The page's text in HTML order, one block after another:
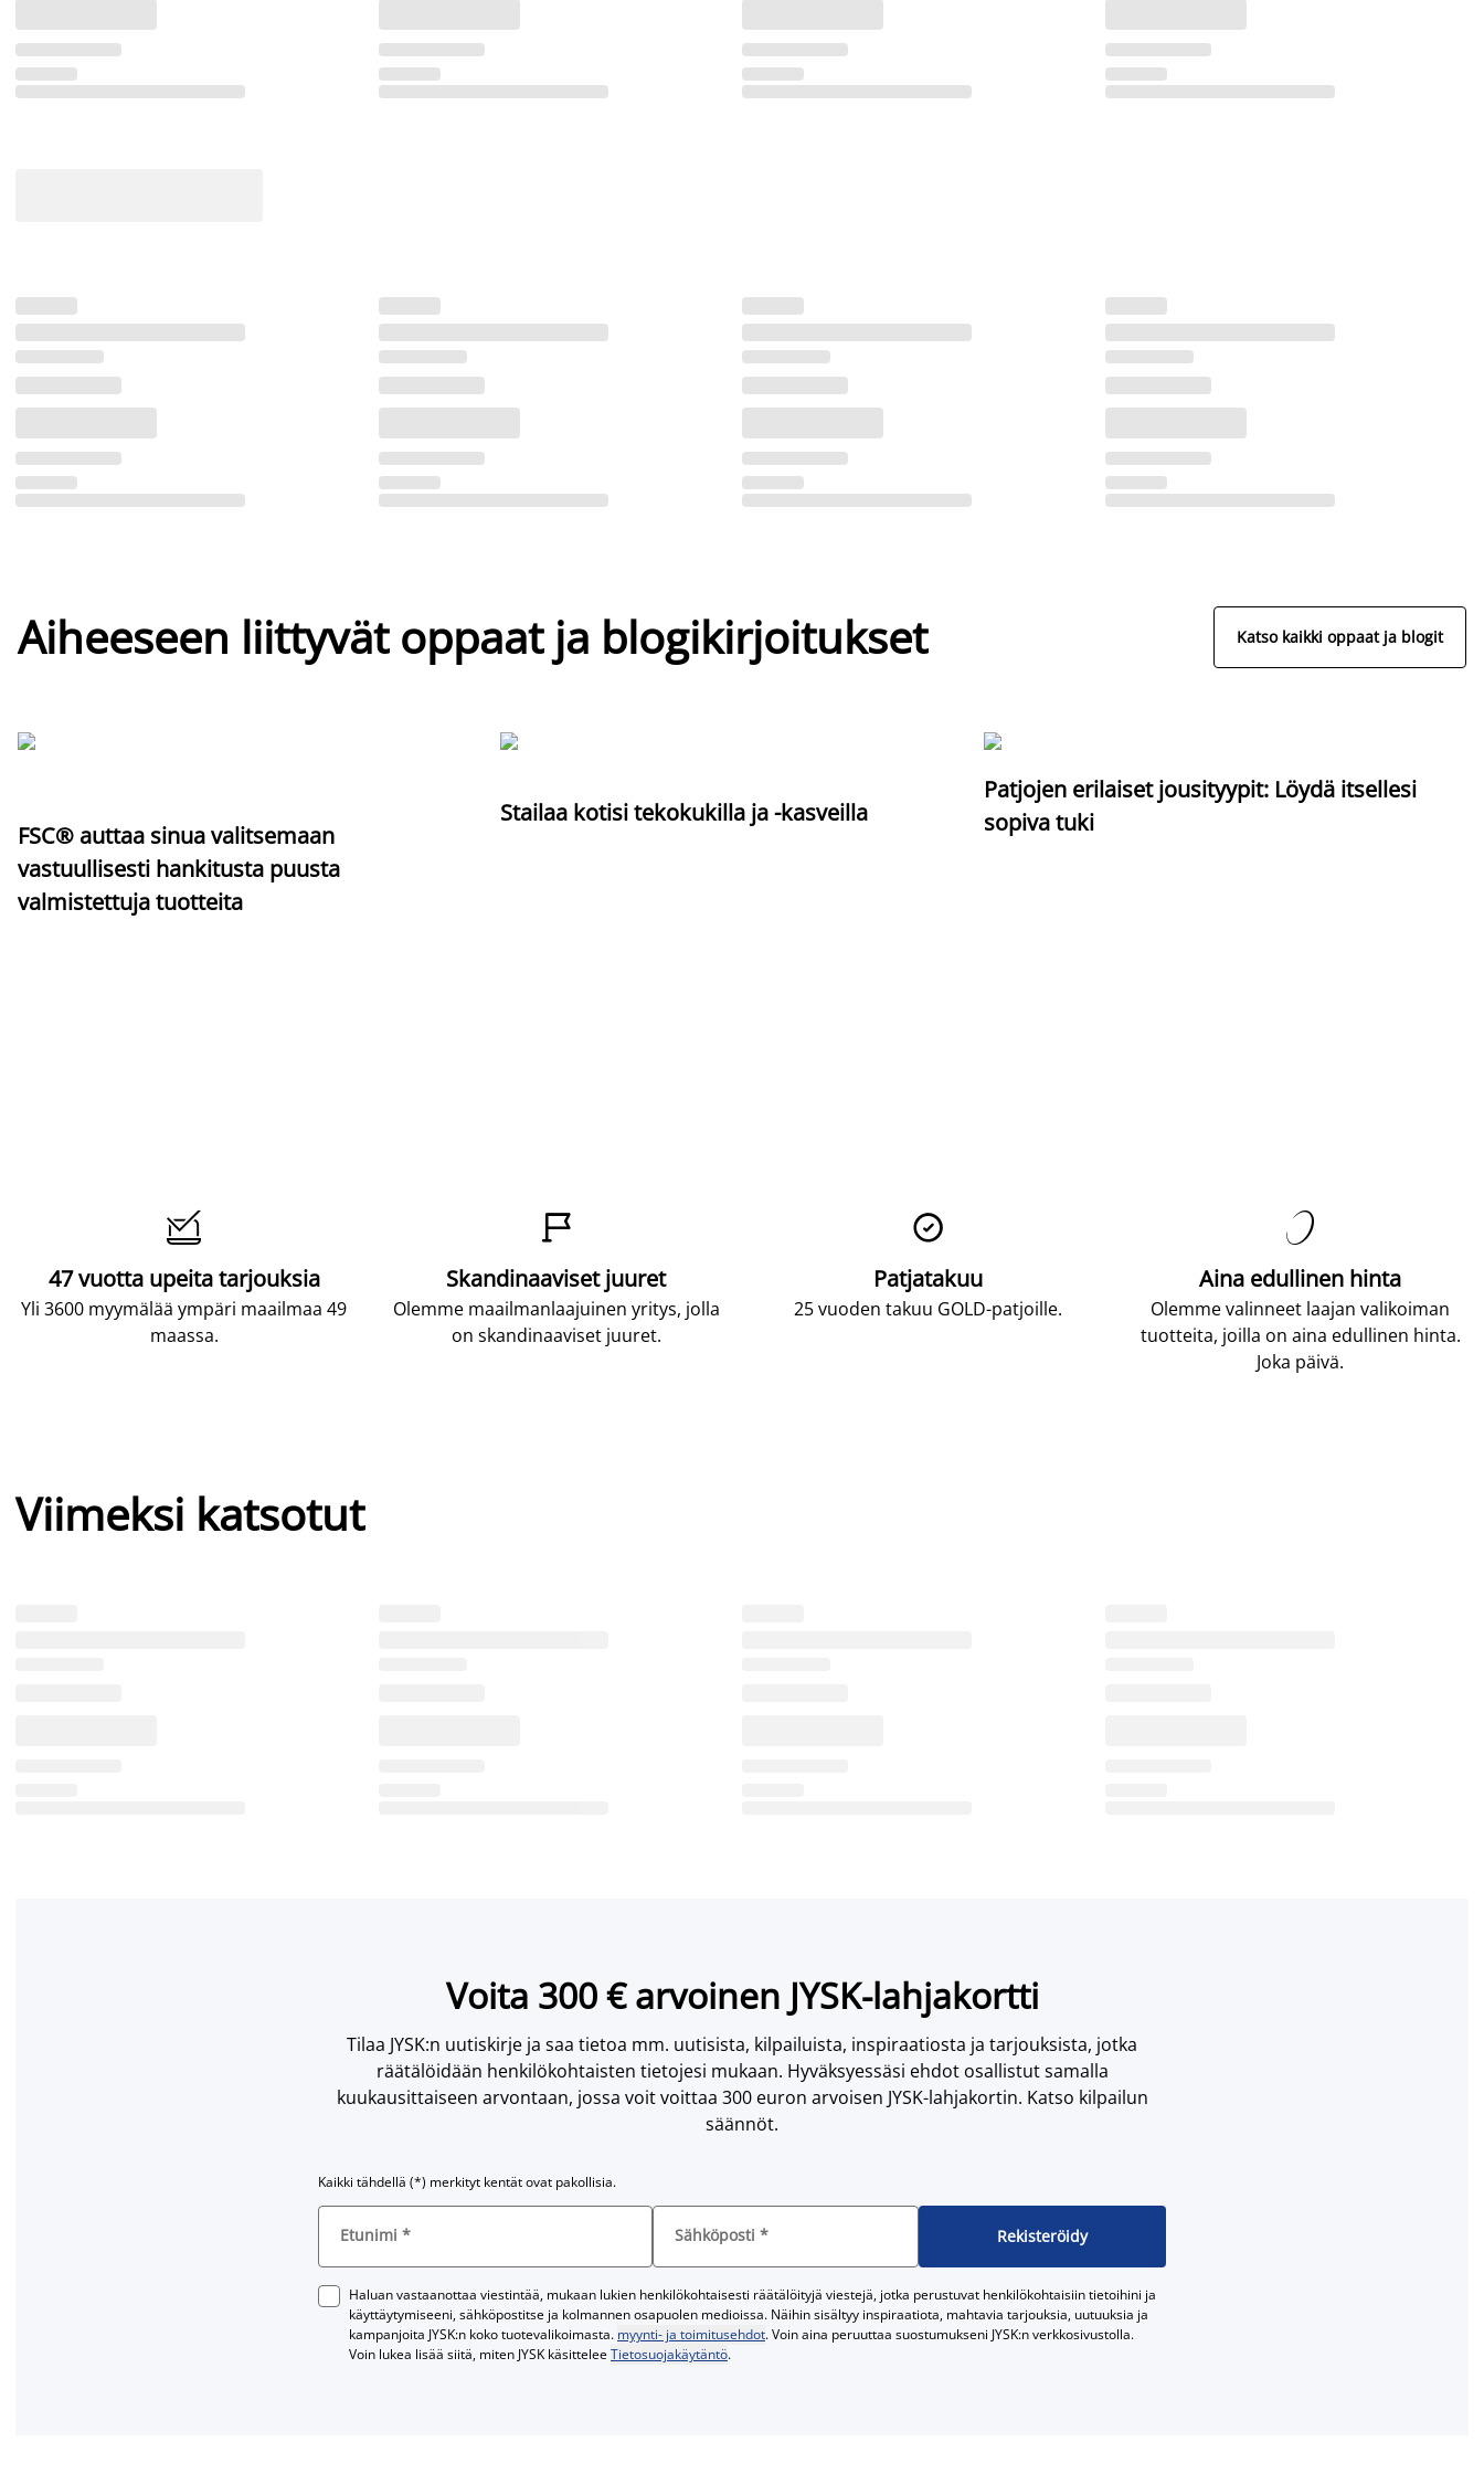
Aiheeseen liittyvät oppaat ja blogikirjoitukset Katso kaikki oppaat ja blogit
FSC® auttaa sinua valitsemaan
vastuullisesti hankitusta puusta
valmistettuja tuotteita
Stailaa kotisi tekokukilla ja -kasveilla
Patjojen erilaiset jousityypit: Löydä itsellesi
sopiva tuki

47 vuotta upeita tarjouksia
Yli 3600 myymälää ympäri maailmaa 49
maassa.

Skandinaaviset juuret
Olemme maailmanlaajuinen yritys, jolla
on skandinaaviset juuret.

Patjatakuu
25 vuoden takuu GOLD-patjoille.

Aina edullinen hinta
Olemme valinneet laajan valikoiman
tuotteita, joilla on aina edullinen hinta.
Joka päivä.
Viimeksi katsotut
Voita 300 € arvoinen JYSK-lahjakortti
Tilaa JYSK:n uutiskirje ja saa tietoa mm. uutisista, kilpailuista, inspiraatiosta ja tarjouksista, jotka
räätälöidään henkilökohtaisten tietojesi mukaan. Hyväksyessäsi ehdot osallistut samalla
kuukausittaiseen arvontaan, jossa voit voittaa 300 euron arvoisen JYSK-lahjakortin. Katso kilpailun
säännöt.
Kaikki tähdellä (*) merkityt kentät ovat pakollisia.
Etunimi * Sähköposti * Rekisteröidy
Haluan vastaanottaa viestintää, mukaan lukien henkilökohtaisesti räätälöityjä viestejä, jotka perustuvat henkilökohtaisiin tietoihini ja
käyttäytymiseeni, sähköpostitse ja kolmannen osapuolen medioissa. Näihin sisältyy inspiraatiota, mahtavia tarjouksia, uutuuksia ja
kampanjoita JYSK:n koko tuotevalikoimasta. myynti- ja toimitusehdot. Voin aina peruuttaa suostumukseni JYSK:n verkkosivustolla.
Voin lukea lisää siitä, miten JYSK käsitteleeTietosuojakäytäntö.